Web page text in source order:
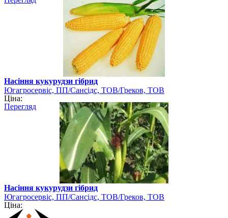
Насіння кукурудзи гібрид
Югагросервіс, ПП/Сансідс, ТОВ/Греков, ТОВ
Ціна:
Перегляд
Насіння кукурудзи гібрид
Югагросервіс, ПП/Сансідс, ТОВ/Греков, ТОВ
Ціна: